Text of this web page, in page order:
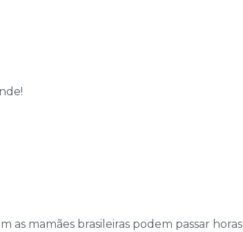
as mamães brasileiras podem passar horas